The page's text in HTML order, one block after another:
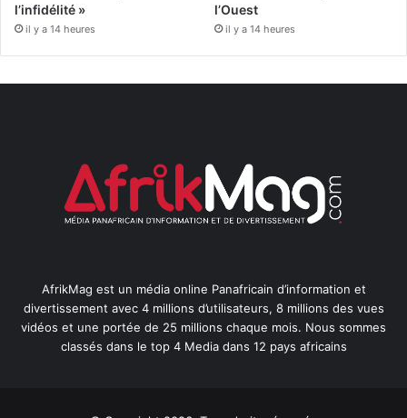
l’infidélité »
il y a 14 heures
l’Ouest
il y a 14 heures
AfrikMag est un média online Panafricain d’information et
divertissement avec 4 millions d’utilisateurs, 8 millions des vues
vidéos et une portée de 25 millions chaque mois. Nous sommes
classés dans le top 4 Media dans 12 pays africains